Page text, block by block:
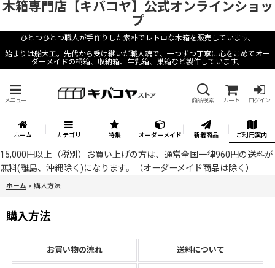
木箱専門店【キバコヤ】公式オンラインショッ
プ
ひとつひとつ職人が手作りした素朴でレトロな木箱を販売しています。
始まりは船大工。先代から受け継いだ職人魂で、一つずつ丁寧に心をこめてオー
ダーメイドの桐箱、収納箱、牛乳箱、巣箱など製作しています。
メニュー 商品検索 カート ログイン
ホーム カテゴリ 特集 オーダーメイド 新着商品 ご利用案内
15,000円以上（税別）お買い上げの方は、通常全国一律960円の送料が
無料(離島、沖縄除く)になります。（オーダーメイド商品は除く）
ホーム > 購入方法
購入方法
お買い物の流れ 送料について